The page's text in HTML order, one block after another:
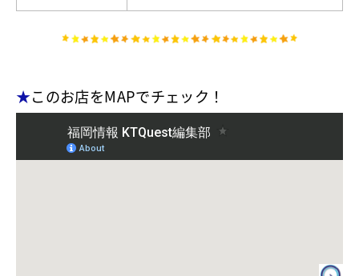
★このお店をMAPでチェック！